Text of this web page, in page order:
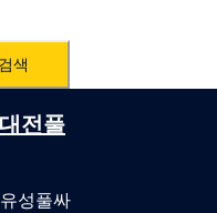
전풀
성풀싸